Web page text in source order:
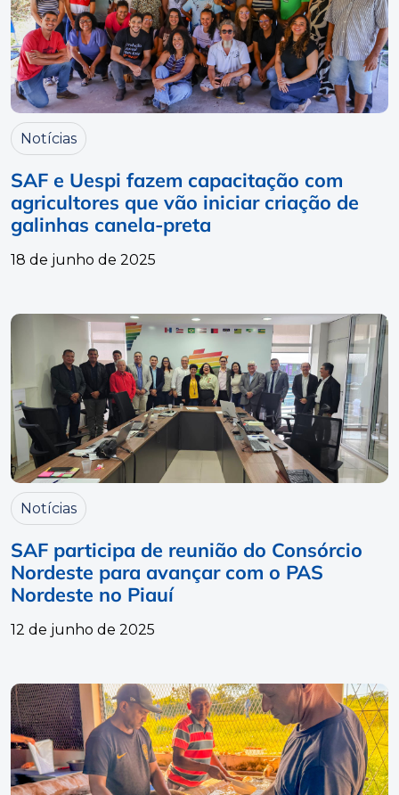
Notícias
SAF e Uespi fazem capacitação com
agricultores que vão iniciar criação de
galinhas canela-preta
18 de junho de 2025
Notícias
SAF participa de reunião do Consórcio
Nordeste para avançar com o PAS
Nordeste no Piauí
12 de junho de 2025